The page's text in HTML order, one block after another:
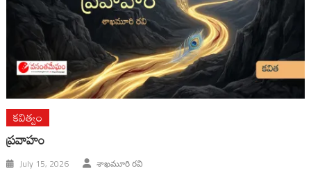
కవిత్వం
ప్రవాహం
July 15, 2026 శాఖమూరి రవి